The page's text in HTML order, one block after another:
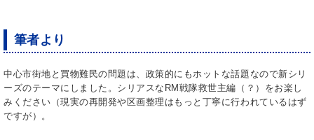
筆者より
中心市街地と買物難民の問題は、政策的にもホットな話題なので新シリ
ーズのテーマにしました。シリアスなRM戦隊救世主編（？）をお楽し
みください（現実の再開発や区画整理はもっと丁寧に行われているはず
ですが）。